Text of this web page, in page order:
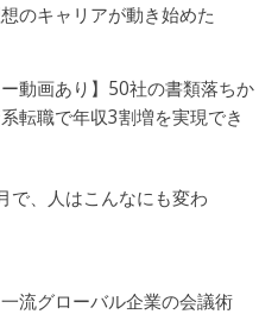
のキャリアが動き始めた
ー動画あり】50社の書類落ちか
転職で年収3割増を実現でき
で、人はこんなにも変わ
一流グローバル企業の会議術